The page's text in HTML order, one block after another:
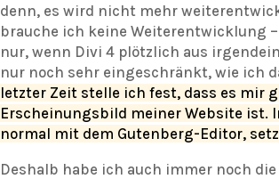
denn, es wird nicht mehr
brauche ich keine Weiterentwicklung
nur, wenn Divi 4 plötzlich aus
nur noch sehr eingeschränkt, wie ich
letzter Zeit stelle ich fest, dass es mir
Erscheinungsbild meiner Website ist.
normal mit dem Gutenberg-Editor,
Deshalb habe ich auch immer noch